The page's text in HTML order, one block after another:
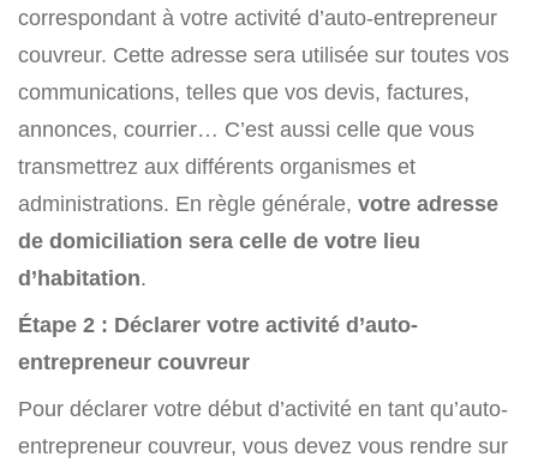
correspondant à votre activité d’auto-entrepreneur
couvreur. Cette adresse sera utilisée sur toutes vos
communications, telles que vos devis, factures,
annonces, courrier… C’est aussi celle que vous
transmettrez aux différents organismes et
administrations. En règle générale, votre adresse
de domiciliation sera celle de votre lieu
d’habitation.
Étape 2 : Déclarer votre activité d’auto-
entrepreneur couvreur
Pour déclarer votre début d’activité en tant qu’auto-
entrepreneur couvreur, vous devez vous rendre sur